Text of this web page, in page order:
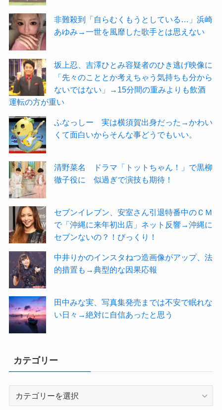
非難殺到「自らむくもうとしている…」浜崎
あゆみ→一世を風靡した歌手とは思えない
坂上忍、吉澤ひとみ容疑者のひき逃げ映像に
「先々のこととか考えちゃう気持ちも分から
ないではない」→15分間の重みよりも飲酒
運転の方が重い
ふなっしー 実は横須賀出身だった→かわい
くて面白いからそんな事どうでもいい。
清野菜名 ドラマ「トットちゃん！」で黒柳
徹子役に 似過ぎで演技も期待！
セブンイレブン、安室さん引退特番中のＣＭ
で「沖縄に来年初出店」ネット反響→沖縄に
セブンないの？！びっくり！
中井りかのインスタねつ造画像がアップ、法
的措置も→典型的な因果応報
田中みな実、写真集発売までは不安で眠れな
い日々→絶対に自信あったと思う
カテゴリー